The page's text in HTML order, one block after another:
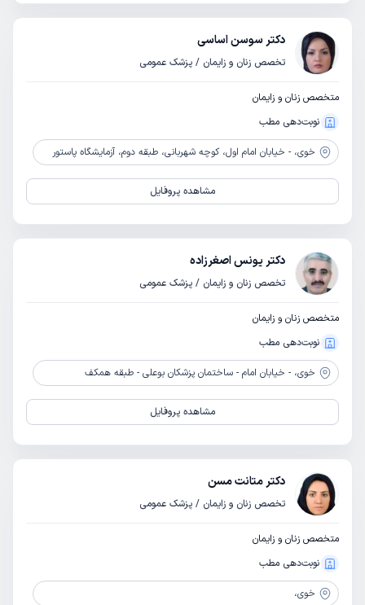
دکتر سوسن اساسی
تخصص زنان و زایمان / پزشک عمومی
متخصص زنان و زایمان
نوبت‌دهی مطب
خوی، - خیابان امام اول، کوچه شهربانی، طبقه دوم، آزمایشگاه پاستور
مشاهده پروفایل
دکتر یونس اصغرزاده
تخصص زنان و زایمان / پزشک عمومی
متخصص زنان و زایمان
نوبت‌دهی مطب
خوی، - خیابان امام - ساختمان پزشکان بوعلی - طبقه همکف
مشاهده پروفایل
دکتر متانت مسن
تخصص زنان و زایمان / پزشک عمومی
متخصص زنان و زایمان
نوبت‌دهی مطب
خوی،